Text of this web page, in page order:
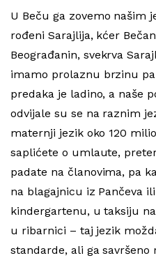
U Beču ga zovemo našim
rođeni Sarajlija, kćer
Beograđanin, svekrva
imamo prolaznu brzinu
predaka je ladino, a naše
odvijale su se na raznim
maternji jezik oko 120
saplićete o umlaute,
padate na članovima, pa
na blagajnicu iz Pančeva
kindergartenu, u taksiju
u ribarnici – taj jezik
standarde, ali ga